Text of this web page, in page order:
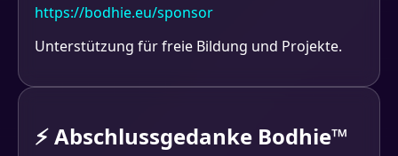
https://bodhie.eu/sponsor
Unterstützung für freie Bildung und Projekte.
⚡ Abschlussgedanke Bodhie™